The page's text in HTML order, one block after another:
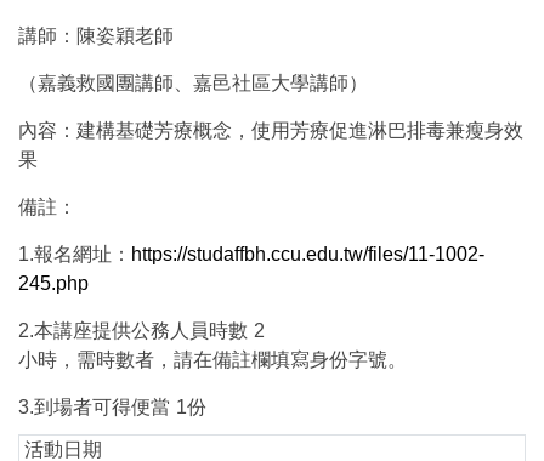
講師：陳姿穎老師
（嘉義救國團講師、嘉邑社區大學講師）
內容：建構基礎芳療概念，使用芳療促進淋巴排毒兼瘦身效
果
備註：
1.報名網址： https://studaffbh.ccu.edu.tw/files/11-1002-
245.php
2.本講座提供公務人員時數 2
小時，需時數者，請在備註欄填寫身份字號。
3.到場者可得便當 1份
活動日期